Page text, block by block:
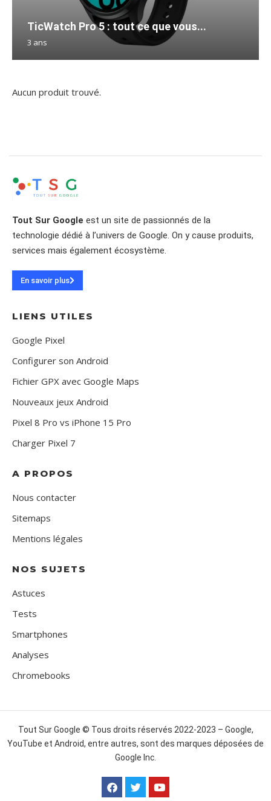
TicWatch Pro 5 : tout ce que vous...
3 ans
Aucun produit trouvé.
Tout Sur Google est un site de passionnés de la
technologie dédié à l’univers de Google. On y cause produits,
services mais également écosystème.
En savoir plus
LIENS UTILES
Google Pixel
Configurer son Android
Fichier GPX avec Google Maps
Nouveaux jeux Android
Pixel 8 Pro vs iPhone 15 Pro
Charger Pixel 7
A PROPOS
Nous contacter
Sitemaps
Mentions légales
NOS SUJETS
Astuces
Tests
Smartphones
Analyses
Chromebooks
Tout Sur Google © Tous droits réservés 2022-2023 – Google,
YouTube et Android, entre autres, sont des marques déposées de
Google Inc.